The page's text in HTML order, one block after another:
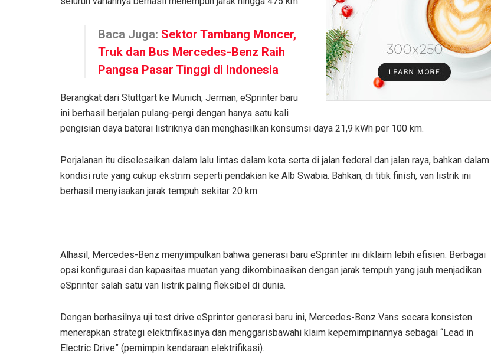
Baca Juga: Sektor Tambang Moncer,
Truk dan Bus Mercedes-Benz Raih
Pangsa Pasar Tinggi di Indonesia
Berangkat dari Stuttgart ke Munich, Jerman, eSprinter baru
ini berhasil berjalan pulang-pergi dengan hanya satu kali
pengisian daya baterai listriknya dan menghasilkan konsumsi daya 21,9 kWh per 100 km.
Perjalanan itu diselesaikan dalam lalu lintas dalam kota serta di jalan federal dan jalan raya, bahkan dalam
kondisi rute yang cukup ekstrim seperti pendakian ke Alb Swabia. Bahkan, di titik finish, van listrik ini
berhasil menyisakan jarak tempuh sekitar 20 km.
Alhasil, Mercedes-Benz menyimpulkan bahwa generasi baru eSprinter ini diklaim lebih efisien. Berbagai
opsi konfigurasi dan kapasitas muatan yang dikombinasikan dengan jarak tempuh yang jauh menjadikan
eSprinter salah satu van listrik paling fleksibel di dunia.
Dengan berhasilnya uji test drive eSprinter generasi baru ini, Mercedes-Benz Vans secara konsisten
menerapkan strategi elektrifikasinya dan menggarisbawahi klaim kepemimpinannya sebagai “Lead in
Electric Drive” (pemimpin kendaraan elektrifikasi).